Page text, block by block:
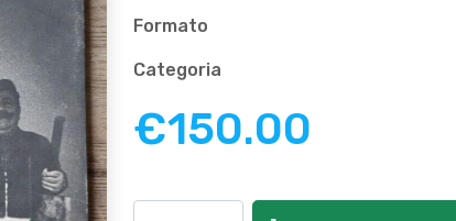
Formato
Categoria
€150.00